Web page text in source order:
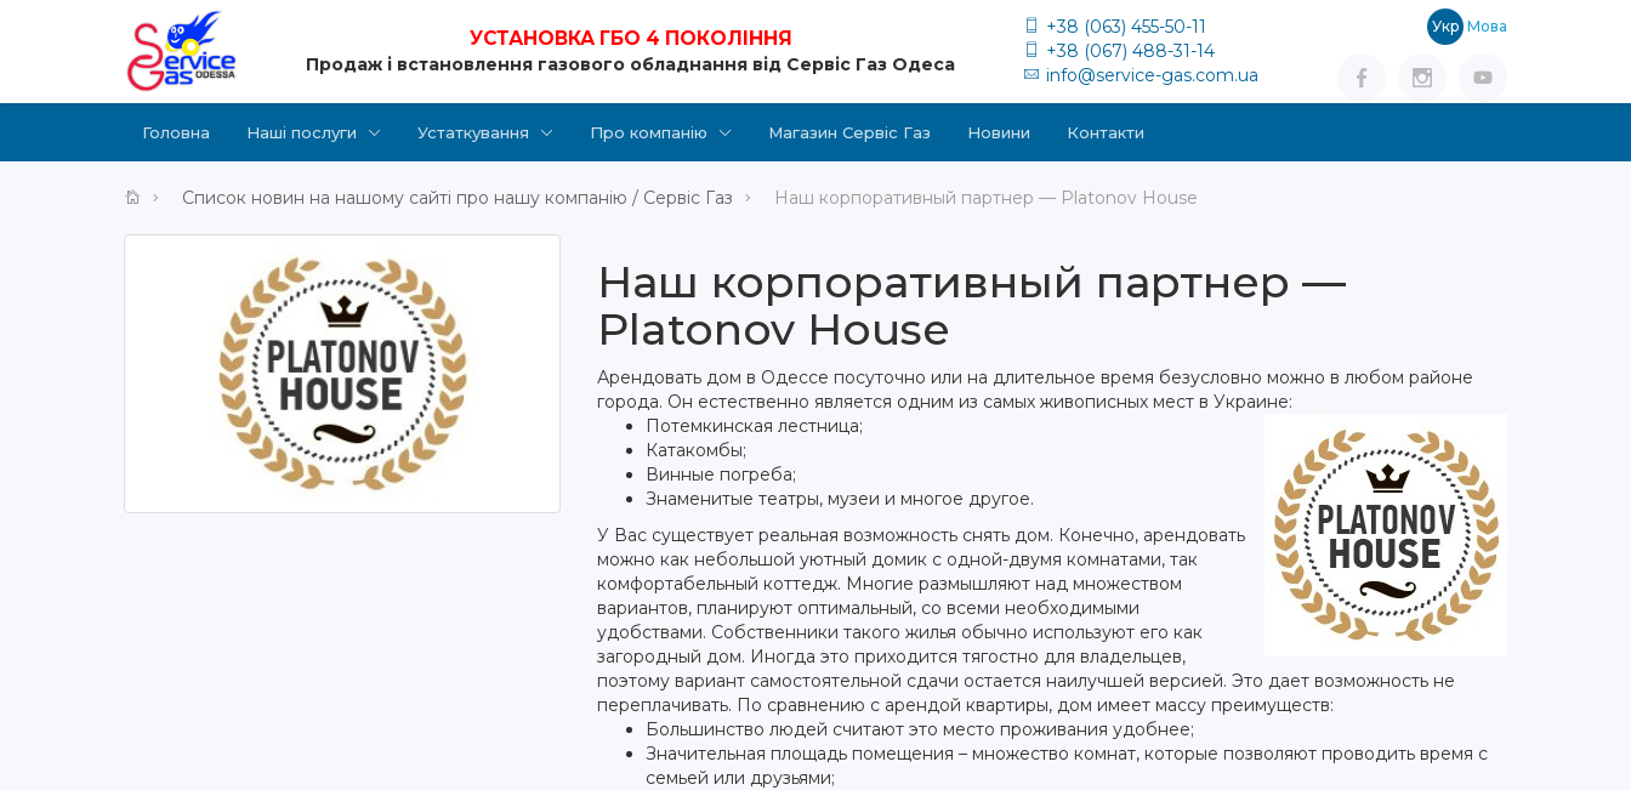
УСТАНОВКА ГБО 4 ПОКОЛІННЯ
Продаж і встановлення газового обладнання від Сервіс Газ Одеса
+38 (063) 455-50-11
+38 (067) 488-31-14
info@service-gas.com.ua
Укр Мова
Головна Наші послуги Устаткування Про компанію Магазин Сервіс Газ Новини Контакти
Список новин на нашому сайті про нашу компанію / Сервіс Газ Наш корпоративный партнер — Platonov House
Наш корпоративный партнер —
Platonov House
Арендовать дом в Одессе посуточно или на длительное время безусловно можно в любом районе
города. Он естественно является одним из самых живописных мест в Украине:
Потемкинская лестница;
Катакомбы;
Винные погреба;
Знаменитые театры, музеи и многое другое.
У Вас существует реальная возможность снять дом. Конечно, арендовать
можно как небольшой уютный домик с одной-двумя комнатами, так
комфортабельный коттедж. Многие размышляют над множеством
вариантов, планируют оптимальный, со всеми необходимыми
удобствами. Собственники такого жилья обычно используют его как
загородный дом. Иногда это приходится тягостно для владельцев,
поэтому вариант самостоятельной сдачи остается наилучшей версией. Это дает возможность не
переплачивать. По сравнению с арендой квартиры, дом имеет массу преимуществ:
Большинство людей считают это место проживания удобнее;
Значительная площадь помещения – множество комнат, которые позволяют проводить время с
семьей или друзьями;